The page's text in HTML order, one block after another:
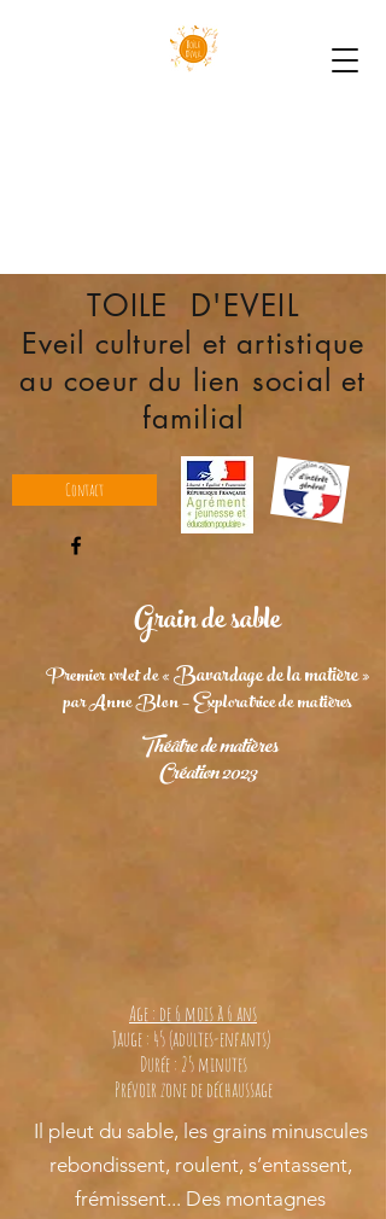
TOILE D'EVEIL
Eveil culturel et artistique
au coeur du lien social et
familial
Contact
Grain de sable
Premier volet de «Bavardage de la matière»
par Anne Blon – Exploratrice de matières
Théâtre de matières
Création 2023
Age : de 6 mois à 6 ans
Jauge : 45 (adultes-enfants)
Durée : 25 minutes
Prévoir zone de déchaussage
Il pleut du sable, les grains minuscules
rebondissent, roulent, s’entassent,
frémissent... Des montagnes